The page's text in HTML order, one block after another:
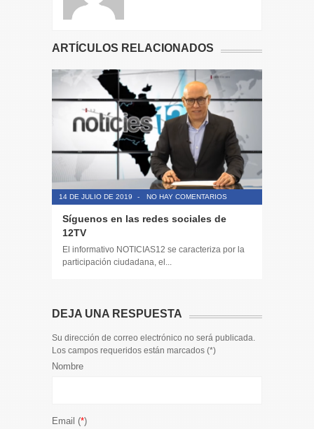
ARTÍCULOS RELACIONADOS
14 DE JULIO DE 2019 - NO HAY COMENTARIOS
Síguenos en las redes sociales de
12TV
El informativo NOTICIAS12 se caracteriza por la
participación ciudadana, el...
DEJA UNA RESPUESTA
Su dirección de correo electrónico no será publicada.
Los campos requeridos están marcados (*)
Nombre
Email (*)